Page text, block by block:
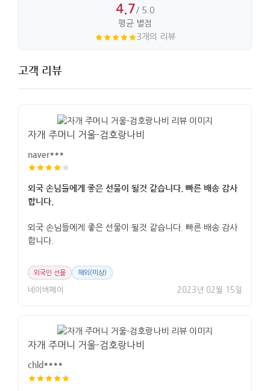
4.7/ 5.0
평균 별점
3개의 리뷰
고객 리뷰
자개 주머니 거울-검호랑나비
naver***
외국 손님들에게 좋은 선물이 될것 같습니다. 빠른 배송 감사
합니다.
외국 손님들에게 좋은 선물이 될것 같습니다. 빠른 배송 감사
합니다.
외국인 선물 해외(미상)
네이버페이 2023년 02월 15일
자개 주머니 거울-검호랑나비
chld****